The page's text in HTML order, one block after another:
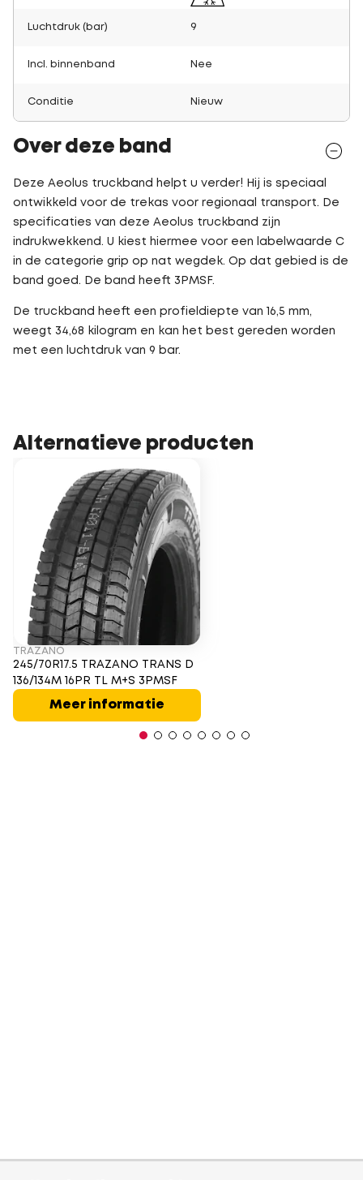
Luchtdruk (bar) 9
Incl. binnenband Nee
Conditie Nieuw
Over deze band
Deze Aeolus truckband helpt u verder! Hij is speciaal
ontwikkeld voor de trekas voor regionaal transport. De
specificaties van deze Aeolus truckband zijn
indrukwekkend. U kiest hiermee voor een labelwaarde C
in de categorie grip op nat wegdek. Op dat gebied is de
band goed. De band heeft 3PMSF.
De truckband heeft een profieldiepte van 16,5 mm,
weegt 34,68 kilogram en kan het best gereden worden
met een luchtdruk van 9 bar.
Alternatieve producten
TRAZANO
245/70R17.5 TRAZANO TRANS D
136/134M 16PR TL M+S 3PMSF
Meer informatie